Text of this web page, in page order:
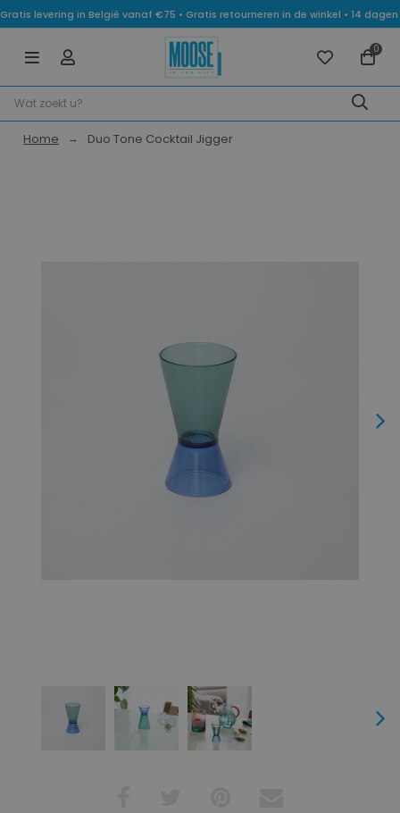
Gratis levering in België vanaf €75 • Gratis retourneren in de winkel • 14
0
Home Duo Tone Cocktail Jigger
Next
Next